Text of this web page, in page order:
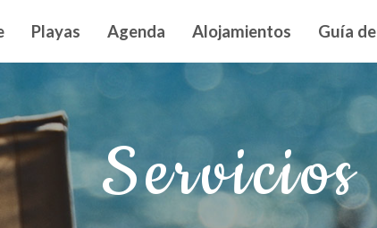
principal
Playas Agenda Alojamientos Guía
Servicios